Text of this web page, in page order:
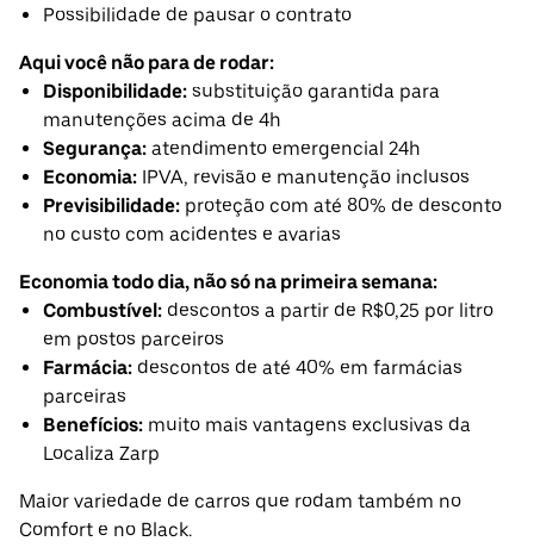
Possibilidade de pausar o contrato
Aqui você não para de rodar:
Disponibilidade: substituição garantida para
manutenções acima de 4h
Segurança: atendimento emergencial 24h
Economia: IPVA, revisão e manutenção inclusos
Previsibilidade: proteção com até 80% de desconto
no custo com acidentes e avarias
Economia todo dia, não só na primeira semana:
Combustível: descontos a partir de R$0,25 por litro
em postos parceiros
Farmácia: descontos de até 40% em farmácias
parceiras
Benefícios: muito mais vantagens exclusivas da
Localiza Zarp
Maior variedade de carros que rodam também no
Comfort e no Black.